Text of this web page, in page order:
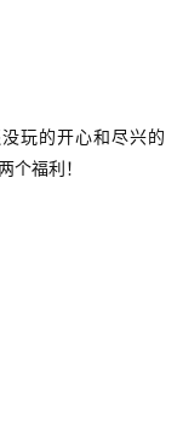
玩的开心和尽兴的
个福利！